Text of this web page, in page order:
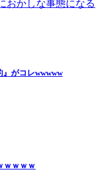
おかしな事態になる
』がコレwwwww
ｗｗｗｗ